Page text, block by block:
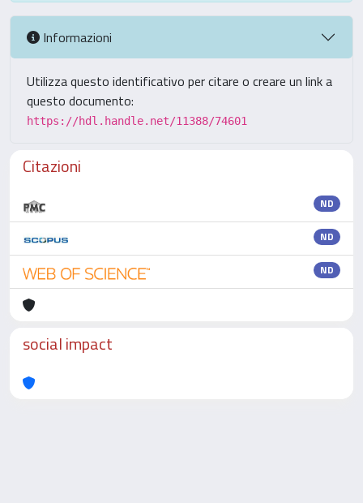
Informazioni
Utilizza questo identificativo per citare o creare un link a
questo documento:
https://hdl.handle.net/11388/74601
Citazioni
ND
ND
ND
social impact